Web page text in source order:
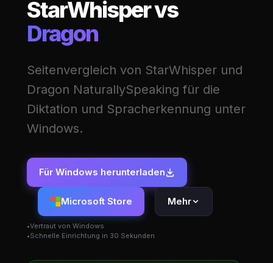
StarWhisper vs
Dragon
Seitenvergleich von StarWhisper und
Dragon NaturallySpeaking für die
Diktation und Spracherkennung unter
Windows.
Für Windows herunterladen
Microsoft Store
Vertraut von Windows
Schnelle Einrichtung in 30 Sekunden
Mehr